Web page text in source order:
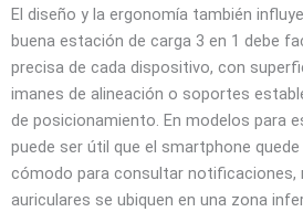
El diseño y la ergonomía también
buena estación de carga 3 en 1 debe
precisa de cada dispositivo, con
imanes de alineación o soportes
de posicionamiento. En modelos para
puede ser útil que el smartphone
cómodo para consultar notificaciones,
auriculares se ubiquen en una zona